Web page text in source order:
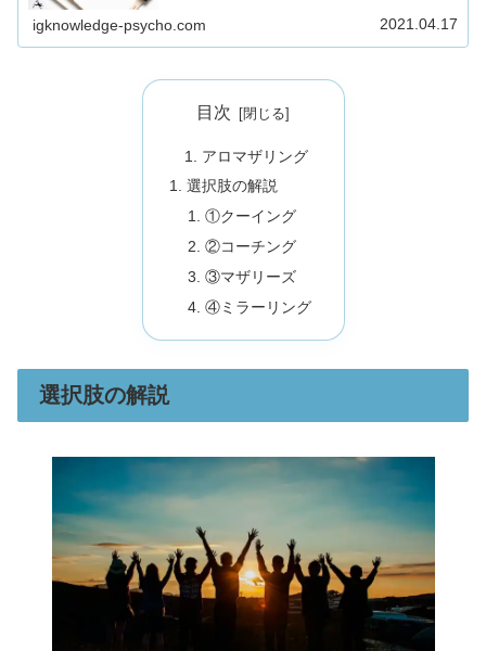
igknowledge-psycho.com 2021.04.17
目次
アロマザリング
選択肢の解説
①クーイング
②コーチング
③マザリーズ
④ミラーリング
選択肢の解説